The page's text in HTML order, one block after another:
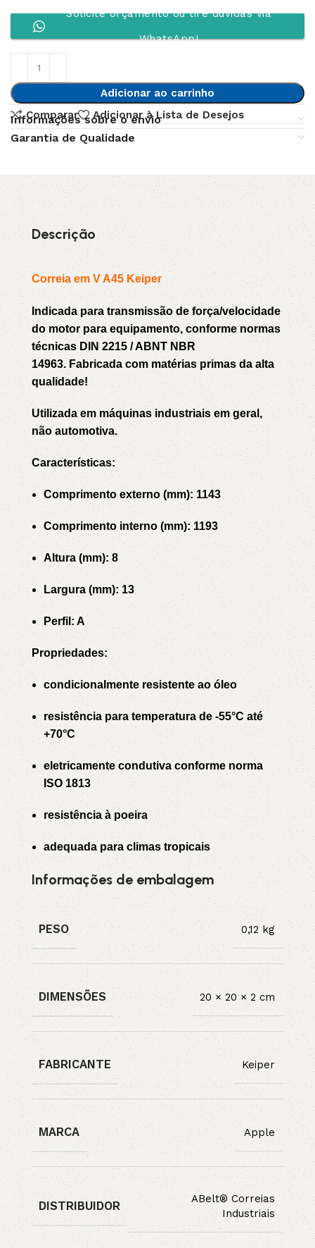
Solicite orçamento ou tire dúvidas via
WhatsApp!
Adicionar ao carrinho
Comparar
Adicionar à Lista de Desejos
Informações sobre o envio
Garantia de Qualidade
Descrição
Correia em V A45 Keiper
Indicada para transmissão de força/velocidade
do motor para equipamento, conforme normas
técnicas DIN 2215 / ABNT NBR
14963. Fabricada com matérias primas da alta
qualidade!
Utilizada em máquinas industriais em geral,
não automotiva.
Características:
Comprimento externo (mm): 1143
Comprimento interno (mm): 1193
Altura (mm): 8
Largura (mm): 13
Perfil: A
Propriedades:
condicionalmente resistente ao óleo
resistência para temperatura de -55°C até
+70°C
eletricamente condutiva conforme norma
ISO 1813
resistência à poeira
adequada para climas tropicais
Informações de embalagem
PESO 0,12 kg
DIMENSÕES 20 × 20 × 2 cm
FABRICANTE Keiper
MARCA Apple
DISTRIBUIDOR
ABelt® Correias
Industriais